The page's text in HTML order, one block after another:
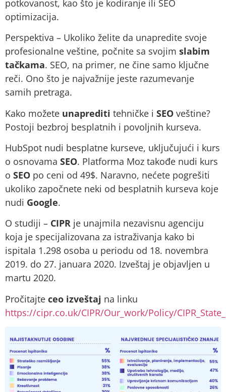
potkovanost, kao što je kodiranje ili SEO
optimizacija.
Perspektiva – Ukoliko želite da unapredite svoje
profesionalne veštine, počnite sa svojim slabim
tačkama. SEO, na primer, ne čine samo ključne
reči. Ono što je najvažnije jeste razumevanje
samih pretraga.
Kako možete unaprediti tehničke i SEO veštine?
Postoji bezbroj besplatnih i povoljnih kurseva.
HubSpot nudi besplatne kurseve, uključujući i kurs
o osnovama SEO. Platforma Moz takođe nudi kurs
o SEO po ceni od 49$. Naravno, nećete pogrešiti
ukoliko započnete neki od besplatnih kurseva koje
nudi Google.
O studiji – CIPR je unajmila nezavisnu agenciju
koja je specijalizovana za istraživanja kako bi
ispitala 1.298 osoba u periodu od 18. novembra
2019. do 27. januara 2020. Izveštaj je objavljen u
martu 2020.
Pročitajte ceo izveštaj na linku
https://cipr.co.uk/CIPR/Our_work/Policy/